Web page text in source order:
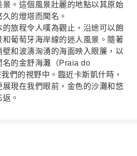
。這個風景壯麗的地點以其原始
的燈塔而聞名。
旅程令人嘆為觀止，沿途可以飽
葡萄牙海岸線的迷人風景。隨著
和波濤洶湧的海面映入眼簾，以
名的金舒海灘（Praia do
們的視野中。臨近卡斯凱什時，
現在我們眼前，金色的沙灘和悠
。